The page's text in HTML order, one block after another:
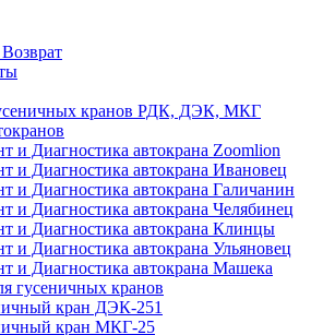
кранов РДК, ДЭК, МКГ
и Диагностика автокрана Zoomlion
и Диагностика автокрана Ивановец
и Диагностика автокрана Галичанин
и Диагностика автокрана Челябинец
и Диагностика автокрана Клинцы
и Диагностика автокрана Ульяновец
и Диагностика автокрана Машека
гусеничных кранов
кран ДЭК-251
кран МКГ-25